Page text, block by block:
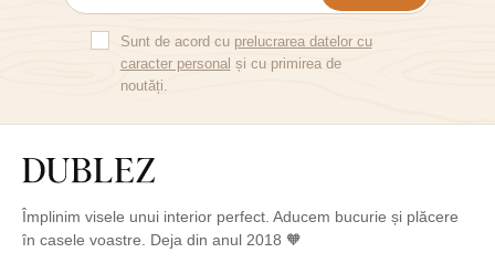
Sunt de acord cu prelucrarea datelor cu
caracter personal și cu primirea de
noutăți.
Împlinim visele unui interior perfect. Aducem bucurie și plăcere
în casele voastre. Deja din anul 2018 🧡